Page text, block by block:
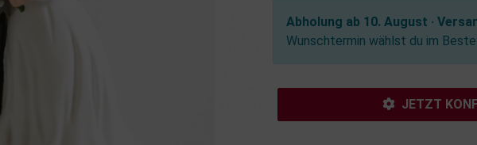
Abholung ab 10. August ·
Wunschtermin wählst du im
JETZT